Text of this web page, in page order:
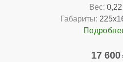
Вес: 0,22
Габариты:
17 600